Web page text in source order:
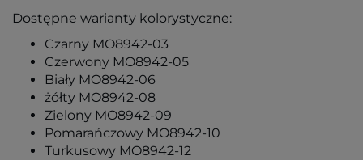
Dostępne warianty kolorystyczne:
Czarny MO8942-03
Czerwony MO8942-05
Biały MO8942-06
żółty MO8942-08
Zielony MO8942-09
Pomarańczowy MO8942-10
Turkusowy MO8942-12